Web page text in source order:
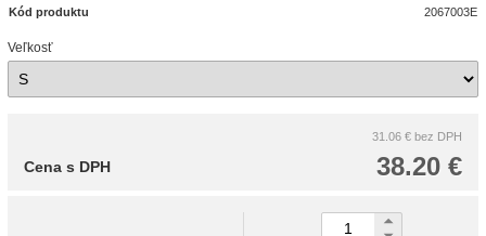
Kód produktu 2067003E
Veľkosť
31.06 € bez DPH
38.20 €
Cena s DPH